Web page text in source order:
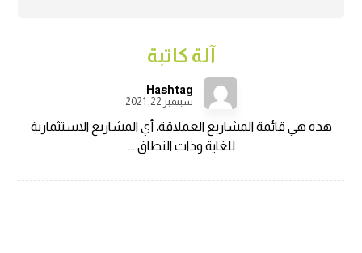
آلة كاتبة
Hashtag
سبتمبر 22, 2021
هذه هي قائمة المشاريع العملاقة، أي المشاريع الاستثمارية
للغاية وذات النطاق ...